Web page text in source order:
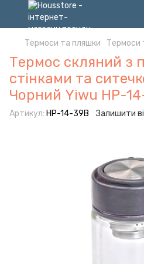
Термоси та пляшки Термоси
Термос скляний з
стінками та
Чорний Yiwu HP-
Артикул: HP-14-39B Залишити